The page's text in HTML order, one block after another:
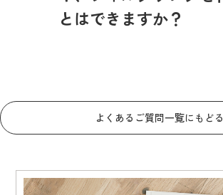
とはできますか？
よくあるご質問一覧にもどる